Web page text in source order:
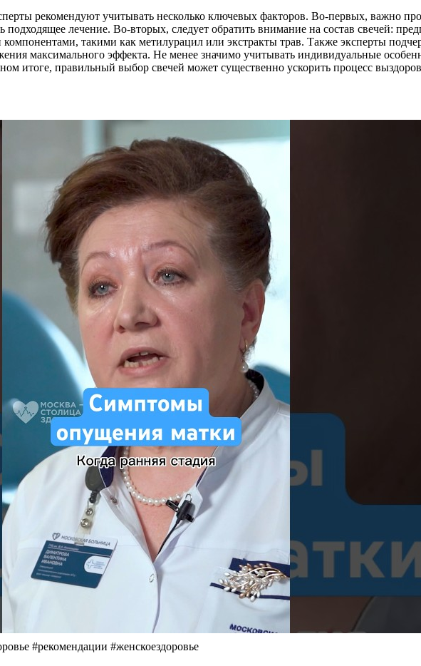
рекомендуют учитывать несколько ключевых факторов. Во-первых, важно
лечение. Во-вторых, следует обратить внимание на состав свечей:
такими как метилурацил или экстракты трав. Также эксперты
максимального эффекта. Не менее значимо учитывать индивидуальные
итоге, правильный выбор свечей может существенно ускорить процесс
#рекомендации #женскоездоровье